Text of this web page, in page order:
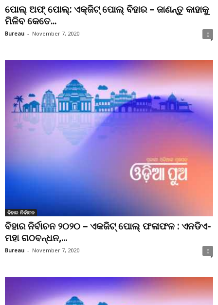
ପୋଲ୍ ଅଫ୍ ପୋଲ୍: ଏକ୍ଜିଟ୍ ପୋଲ୍ ବିହାର – ଜାଣନ୍ତୁ କାହାକୁ
ମିଳିବ କେତେ...
Bureau - November 7, 2020 0
ବିହାର ନିର୍ବାଚନ
ବିହାର ନିର୍ବାଚନ ୨୦୨୦ – ଏକଜିଟ୍ ପୋଲ୍ ଫଳାଫଳ : ଏନଡିଏ-
ମହା ଗଠବନ୍ଧନ,...
Bureau - November 7, 2020 0